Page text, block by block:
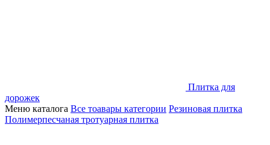
Плитка для
дорожек
Меню каталога Все тоавары категории Резиновая плитка
Полимерпесчаная тротуарная плитка